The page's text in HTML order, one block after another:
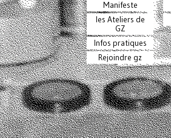
Manifeste
les Ateliers de
GZ
Infos pratiques
Rejoindre gz